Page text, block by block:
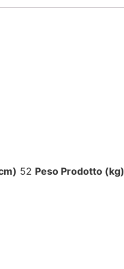
52 Peso Prodotto (kg)